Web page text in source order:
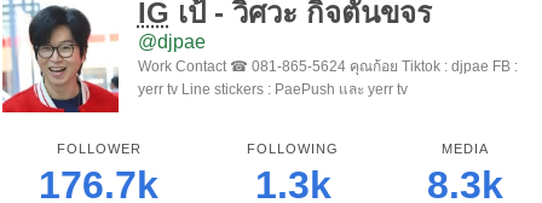
IG เป้ - วิศวะ กิจตันขจร
@djpae
Work Contact ☎️ 081-865-5624 คุณก้อย Tiktok : djpae FB :
yerr tv Line stickers : PaePush และ yerr tv
FOLLOWER
176.7k
FOLLOWING
1.3k
MEDIA
8.3k